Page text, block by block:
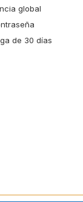
global
de 30 días